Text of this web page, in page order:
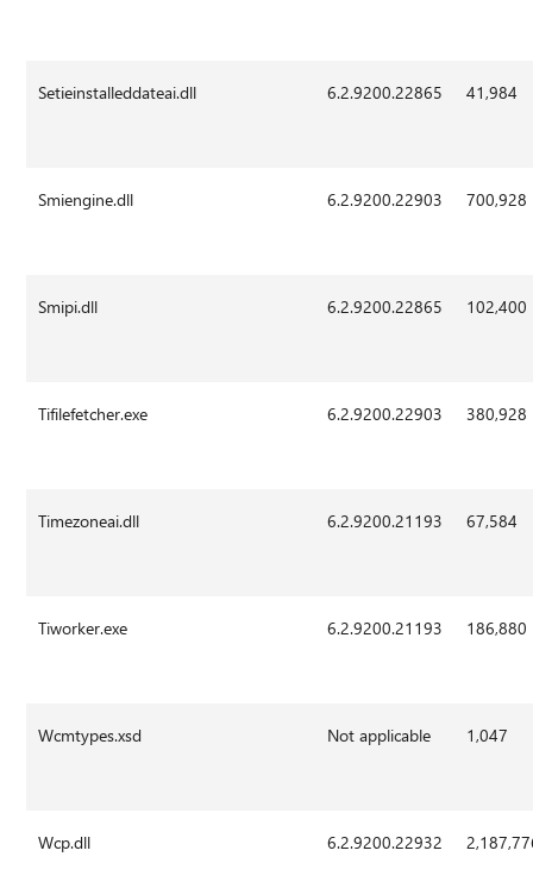
Setieinstalleddateai.dll 6.2.9200.22865 41,984
Smiengine.dll 6.2.9200.22903 700,928
Smipi.dll 6.2.9200.22865 102,400
Tifilefetcher.exe 6.2.9200.22903 380,928
Timezoneai.dll 6.2.9200.21193 67,584
Tiworker.exe 6.2.9200.21193 186,880
Wcmtypes.xsd Not applicable 1,047
Wcp.dll 6.2.9200.22932